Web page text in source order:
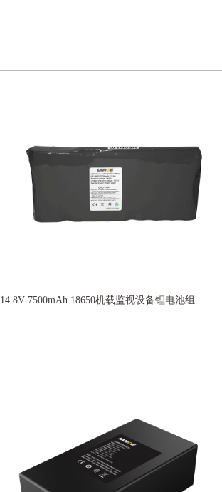
14.8V 7500mAh 18650机载监视设备锂电池组